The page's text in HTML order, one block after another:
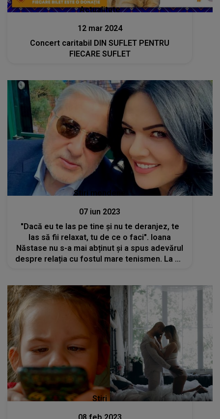
Actualitate
12 mar 2024
Concert caritabil DIN SUFLET PENTRU
FIECARE SUFLET
Stiri mondene
07 iun 2023
"Dacă eu te las pe tine și nu te deranjez, te
las să fii relaxat, tu de ce o faci". Ioana
Năstase nu s-a mai abținut și a spus adevărul
despre relația cu fostul mare tenismen. La ce
Stiri
08 feb 2023